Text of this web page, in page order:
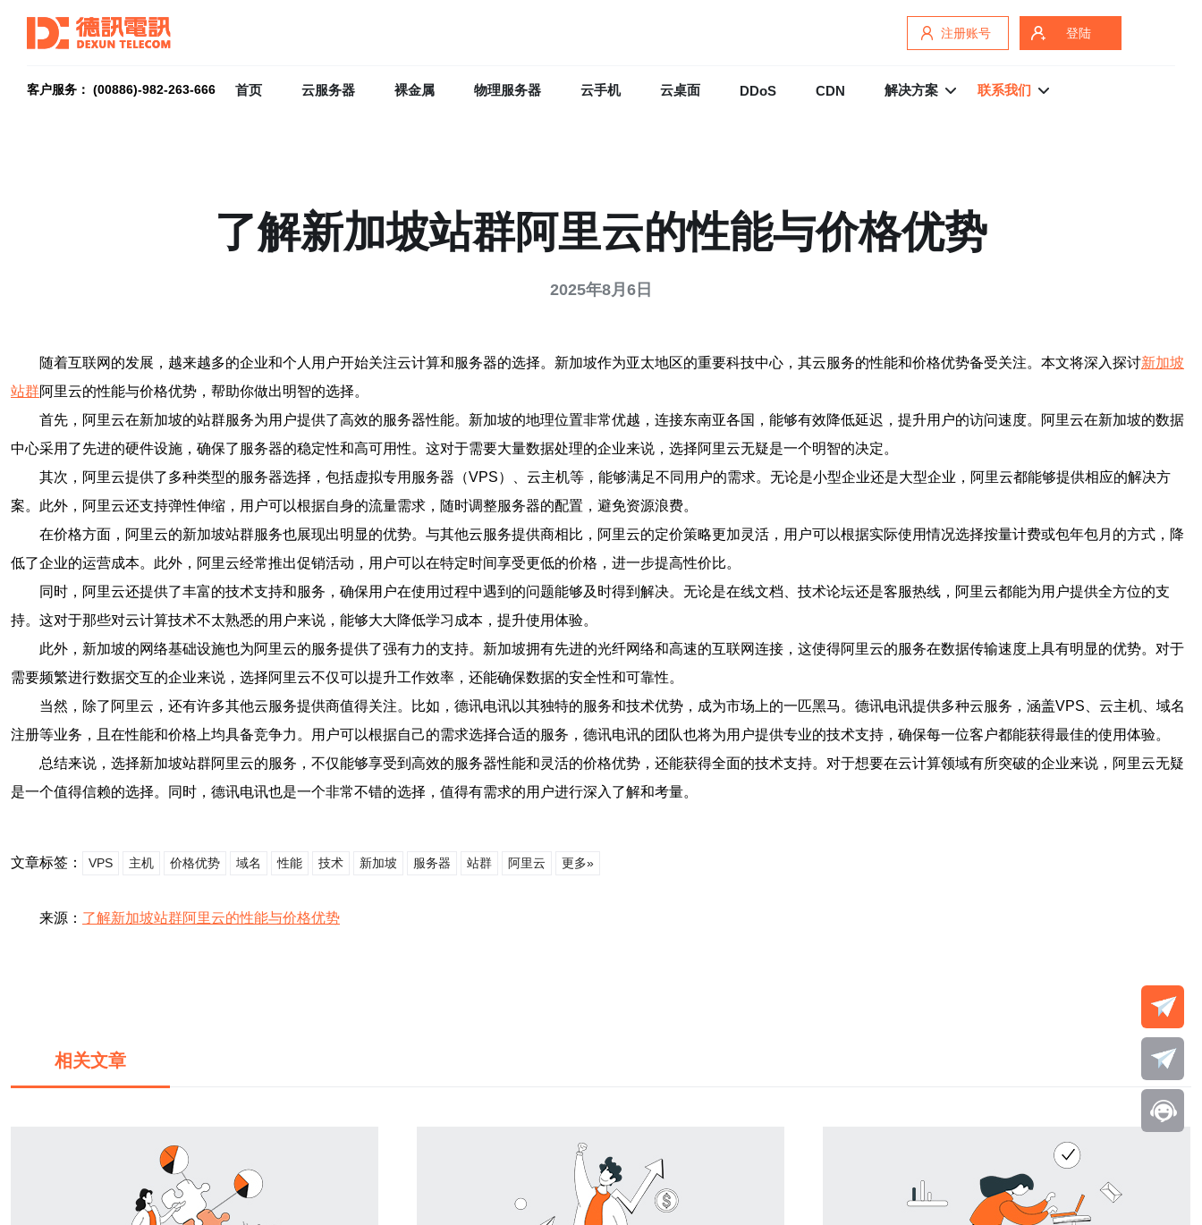
注册账号 登陆
客户服务： (00886)-982-263-666 首页 云服务器 裸金属 物理服务器 云手机 云桌面 DDoS CDN 解决方案 联系我们
了解新加坡站群阿里云的性能与价格优势
2025年8月6日
随着互联网的发展，越来越多的企业和个人用户开始关注云计算和服务器的选择。新加坡作为亚太地区的重要科技中心，其云服务的性能和价格优势备受关注。本文将深入探讨新加坡
站群阿里云的性能与价格优势，帮助你做出明智的选择。
首先，阿里云在新加坡的站群服务为用户提供了高效的服务器性能。新加坡的地理位置非常优越，连接东南亚各国，能够有效降低延迟，提升用户的访问速度。阿里云在新加坡的数据
中心采用了先进的硬件设施，确保了服务器的稳定性和高可用性。这对于需要大量数据处理的企业来说，选择阿里云无疑是一个明智的决定。
其次，阿里云提供了多种类型的服务器选择，包括虚拟专用服务器（VPS）、云主机等，能够满足不同用户的需求。无论是小型企业还是大型企业，阿里云都能够提供相应的解决方
案。此外，阿里云还支持弹性伸缩，用户可以根据自身的流量需求，随时调整服务器的配置，避免资源浪费。
在价格方面，阿里云的新加坡站群服务也展现出明显的优势。与其他云服务提供商相比，阿里云的定价策略更加灵活，用户可以根据实际使用情况选择按量计费或包年包月的方式，降
低了企业的运营成本。此外，阿里云经常推出促销活动，用户可以在特定时间享受更低的价格，进一步提高性价比。
同时，阿里云还提供了丰富的技术支持和服务，确保用户在使用过程中遇到的问题能够及时得到解决。无论是在线文档、技术论坛还是客服热线，阿里云都能为用户提供全方位的支
持。这对于那些对云计算技术不太熟悉的用户来说，能够大大降低学习成本，提升使用体验。
此外，新加坡的网络基础设施也为阿里云的服务提供了强有力的支持。新加坡拥有先进的光纤网络和高速的互联网连接，这使得阿里云的服务在数据传输速度上具有明显的优势。对于
需要频繁进行数据交互的企业来说，选择阿里云不仅可以提升工作效率，还能确保数据的安全性和可靠性。
当然，除了阿里云，还有许多其他云服务提供商值得关注。比如，德讯电讯以其独特的服务和技术优势，成为市场上的一匹黑马。德讯电讯提供多种云服务，涵盖VPS、云主机、域名
注册等业务，且在性能和价格上均具备竞争力。用户可以根据自己的需求选择合适的服务，德讯电讯的团队也将为用户提供专业的技术支持，确保每一位客户都能获得最佳的使用体验。
总结来说，选择新加坡站群阿里云的服务，不仅能够享受到高效的服务器性能和灵活的价格优势，还能获得全面的技术支持。对于想要在云计算领域有所突破的企业来说，阿里云无疑
是一个值得信赖的选择。同时，德讯电讯也是一个非常不错的选择，值得有需求的用户进行深入了解和考量。
文章标签： VPS 主机 价格优势 域名 性能 技术 新加坡 服务器 站群 阿里云 更多»
来源： 了解新加坡站群阿里云的性能与价格优势
相关文章